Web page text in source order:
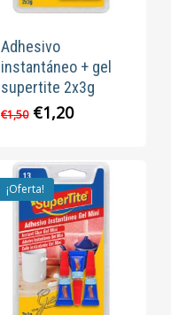
Adhesivo
instantáneo + gel
supertite 2x3g
€1,50 El
era:
€1,50.
€1,20El
es:
€1,20.
¡Oferta!